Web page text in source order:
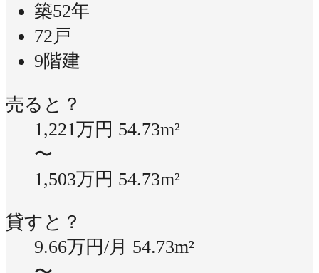
築52年
72戸
9階建
売ると？
1,221万円 54.73m²
〜
1,503万円 54.73m²
貸すと？
9.66万円/月 54.73m²